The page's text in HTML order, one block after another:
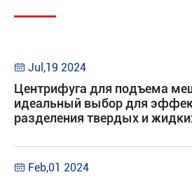
 Jul,19 2024
Центрифуга для подъема
идеальный выбор для
разделения твердых и
 Feb,01 2024